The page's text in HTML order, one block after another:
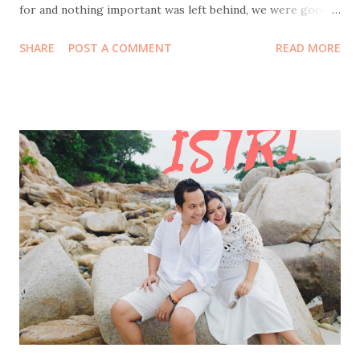
for and nothing important was left behind, we were good.
meant as the navigator of this journey, wasn’t half-asleep
needed to stop to do some office transfers, because work
apparently travels with you now. While he was busy, I took
Coffee Kenangan promo : buy two Toffee Nut Lattes , get
one Americano free. Perfect timing, because my mom had
specifically requested an Americano. Total damage: 50k.
Cheap joy is still joy. While my husband was still glued to
his phone, I dragged my mom to participate at Jasa Marga
survey . The prize? An umbrella. She was ridiculously happy
because, surpri...
SHARE POST A COMMENT READ MORE